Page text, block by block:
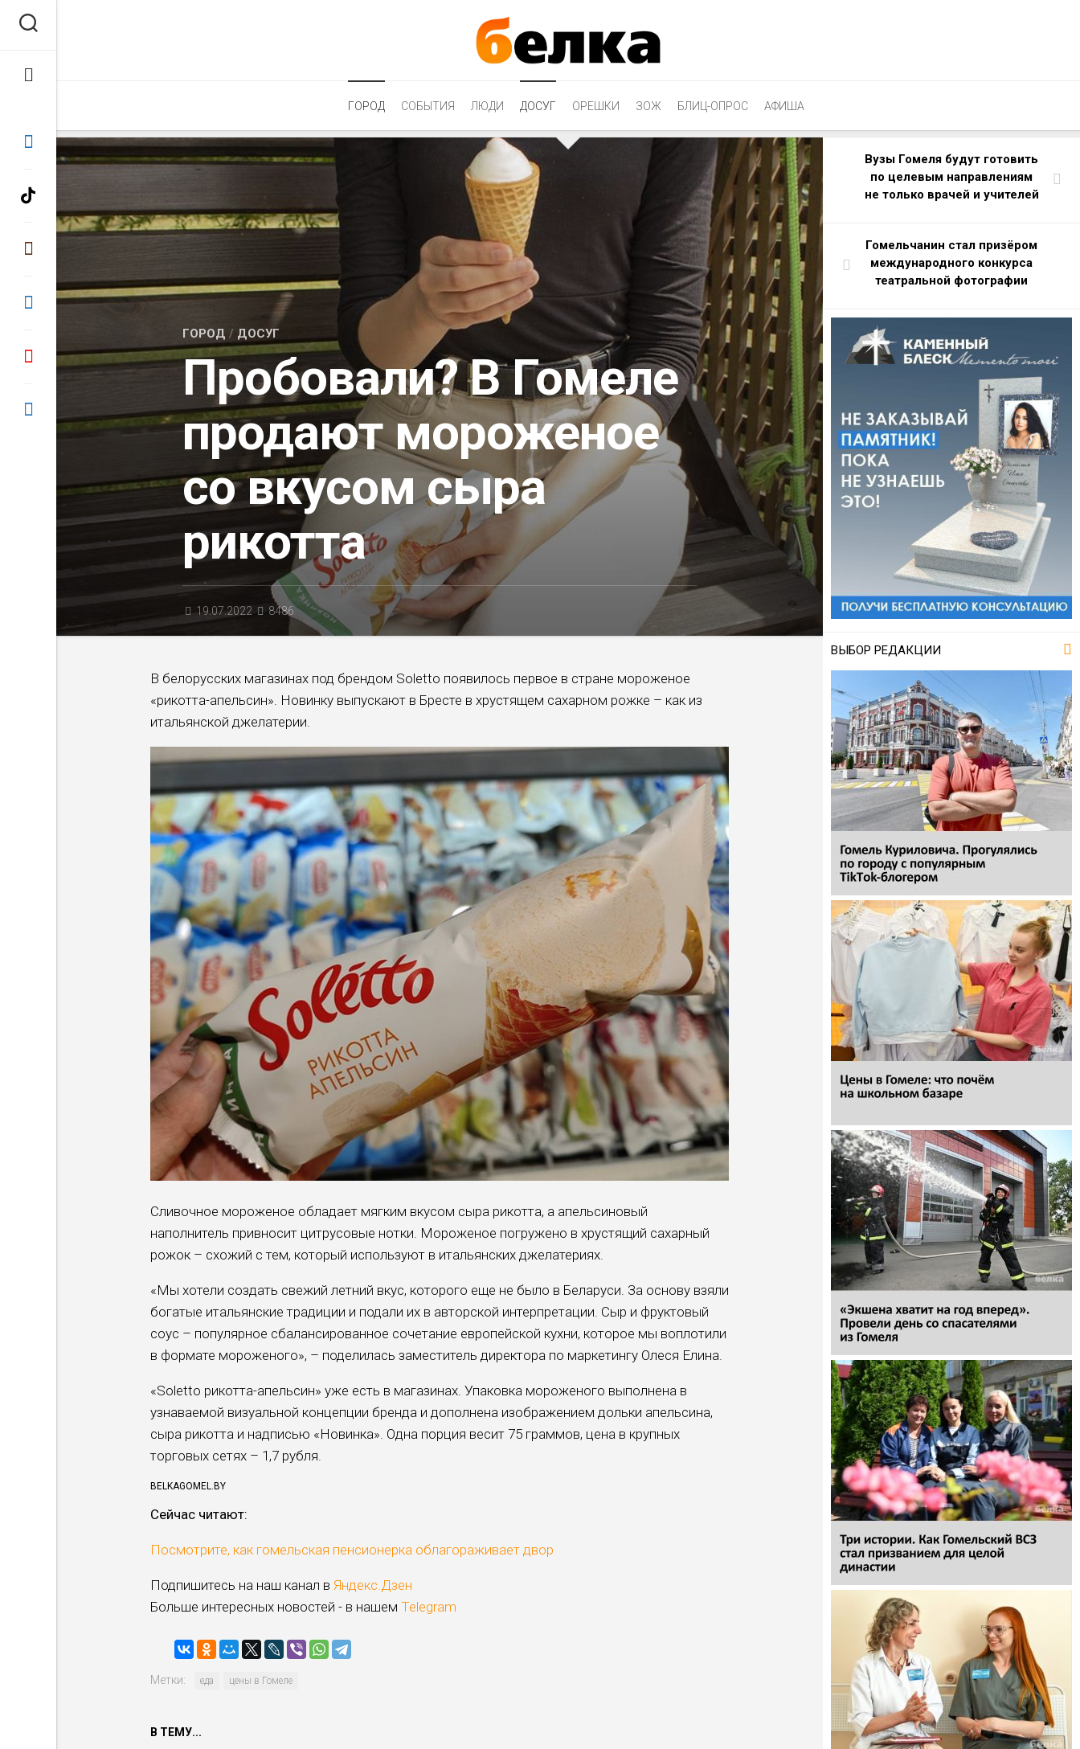
ГОРОД СОБЫТИЯ ЛЮДИ ДОСУГ ОРЕШКИ ЗОЖ БЛИЦ-ОПРОС АФИША
ГОРОД / ДОСУГ
Пробовали? В Гомеле
продают мороженое
со вкусом сыра
рикотта
19.07.2022 8486
В белорусских магазинах под брендом Soletto появилось первое в стране мороженое
«рикотта-апельсин». Новинку выпускают в Бресте в хрустящем сахарном рожке – как из
итальянской джелатерии.
Сливочное мороженое обладает мягким вкусом сыра рикотта, а апельсиновый
наполнитель привносит цитрусовые нотки. Мороженое погружено в хрустящий сахарный
рожок – схожий с тем, который используют в итальянских джелатериях.
«Мы хотели создать свежий летний вкус, которого еще не было в Беларуси. За основу взяли
богатые итальянские традиции и подали их в авторской интерпретации. Сыр и фруктовый
соус – популярное сбалансированное сочетание европейской кухни, которое мы воплотили
в формате мороженого», – поделилась заместитель директора по маркетингу Олеся Елина.
«Soletto рикотта-апельсин» уже есть в магазинах. Упаковка мороженого выполнена в
узнаваемой визуальной концепции бренда и дополнена изображением дольки апельсина,
сыра рикотта и надписью «Новинка». Одна порция весит 75 граммов, цена в крупных
торговых сетях – 1,7 рубля.
BELKAGOMEL.BY
Cейчас читают:
Посмотрите, как гомельская пенсионерка облагораживает двор
Подпишитесь на наш канал в Яндекс.Дзен
Больше интересных новостей - в нашем Telegram
Метки: еда цены в Гомеле
В ТЕМУ...
Вузы Гомеля будут готовить
по целевым направлениям
не только врачей и учителей
Гомельчанин стал призёром
международного конкурса
театральной фотографии
ВЫБОР РЕДАКЦИИ